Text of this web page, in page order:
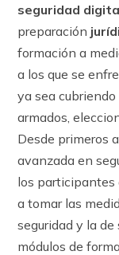
seguridad
preparación
formación a
a los que se
ya sea
armados,
Desde primeros
avanzada en
los participantes
a tomar las
seguridad y la
módulos de